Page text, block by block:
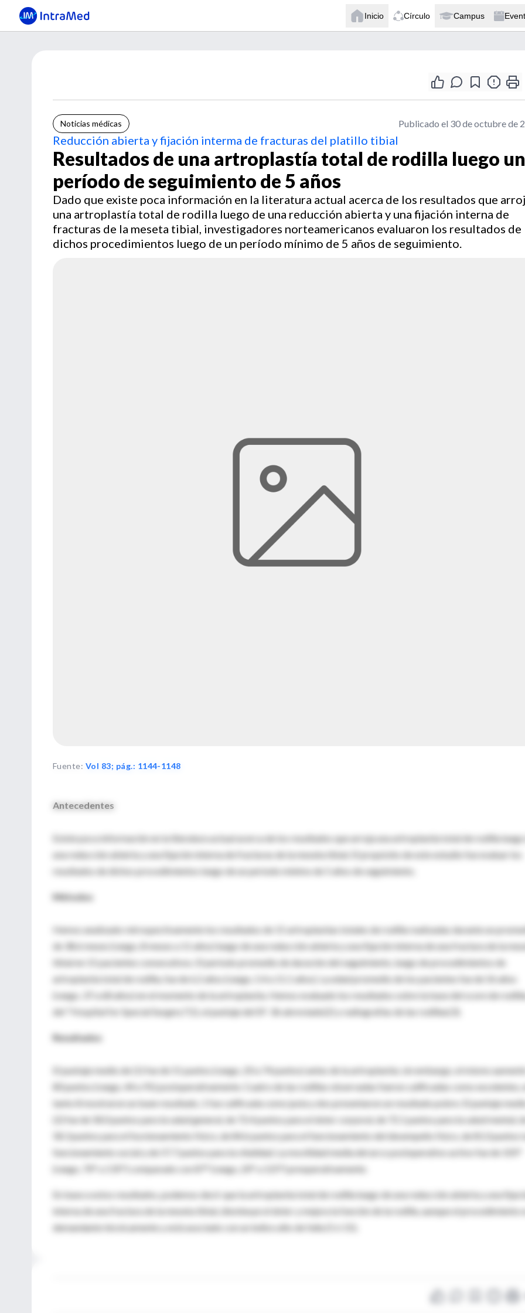
Inicio Círculo Campus
Noticias médicas Publicado el 30 de octubre de
Reducción abierta y fijación interma de fracturas del platillo tibial
Resultados de una artroplastía total de rodilla luego un
período de seguimiento de 5 años
Dado que existe poca información en la literatura actual acerca de los resultados que
una artroplastía total de rodilla luego de una reducción abierta y una fijación interna de
fracturas de la meseta tibial, investigadores norteamericanos evaluaron los resultados de
dichos procedimientos luego de un período mínimo de 5 años de seguimiento.
Fuente: Vol 83; pág.: 1144-1148
Antecedentes
Existe poca información en la literatura actual acerca de los resultados que arroja una artroplastía total de rodilla luego
una reducción abierta y una fijación interna de fracturas de la meseta tibial. El propósito de este estudio fue evaluar los
resultados de dichos procedimientos luego de un período mínimo de 5 años de seguimiento.
Métodos
Hemos analizado retrospectivamente los resultados de 15 artroplastías totales de rodilla realizadas durante un
de 38.6 meses (rango, 8 meses a 11 años) luego de una reducción abierta y una fijación interna de una fractura de la
tibial en 15 pacientes consecutivos. El período promedio de duración del seguimiento, luego de procedimientos de
artroplastía total de rodilla, fue de 6.2 años (rango, 5.4 a 11.1 años). La edad promedio de los pacientes fue de 56 años
(rango, 37 a 68 años) en el momento de la artroplastía. Hemos evaluado los resultados sobre la base del score de
del "Hospital for Special Surgery"(1), el puntaje del SF-36 abreviado(2) y radiografías de las rodillas(3).
Resultados
El puntaje medio de (1) fue de 51 puntos (rango, 20 a 74 puntos) antes de la artroplastía; sin embargo, el mismo aumentó
80 puntos (rango, 44 a 91) postoperativamente. Cuatro de las rodillas observadas fueron calificadas como excelentes,
tanto 8 mostraron un buen resultado, 1 fue calificada como justa y dos presentaron un resultado pobre. El puntaje
(2) fue de 58.0 puntos para la salud general, de 72.4 puntos para el dolor corporal, de 72.1 puntos para la salud mental,
58.3 puntos para el fucnionamiento físico, de 84.6 puntos para el funcionamiento del desempeño físico, de 81.0 puntos
funcionamiento social y de 57.7 puntos para la vitalidad. La movilidad media del arco postoperativo activo fue de 105°
(rango, 70° a 135°) comparado con 87° (rango, 20° a 125°) preoperativamente.
En base a estos resultados, podemos decir que la artroplastía total de rodilla luego de una reducción abierta y una
interna de una fractura de la meseta tibial, disminuye el dolor y mejora la función de la rodilla, aunque el procedimiento
demandante técnicamente y está asociado con un índice alto de falla (5 ó 15).